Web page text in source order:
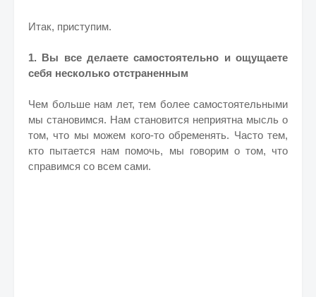
Итак, приступим.
1. Вы все делаете самостоятельно и ощущаете
себя несколько отстраненным
Чем больше нам лет, тем более самостоятельными
мы становимся. Нам становится неприятна мысль о
том, что мы можем кого-то обременять. Часто тем,
кто пытается нам помочь, мы говорим о том, что
справимся со всем сами.